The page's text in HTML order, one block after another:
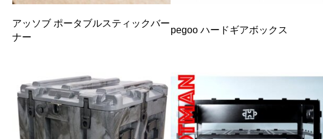
アッソブ ポータブルスティックバー
ナー
pegoo ハードギアボックス